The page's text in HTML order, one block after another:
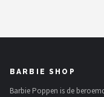
BARBIE SHOP
Barbie Poppen is de